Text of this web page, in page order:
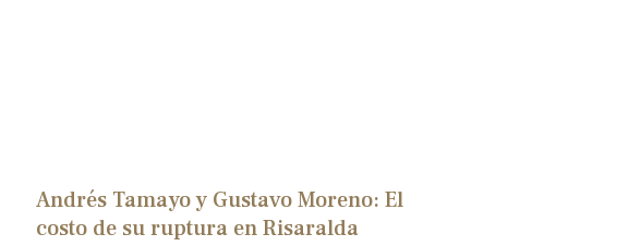
Andrés Tamayo y Gustavo Moreno: El
costo de su ruptura en Risaralda